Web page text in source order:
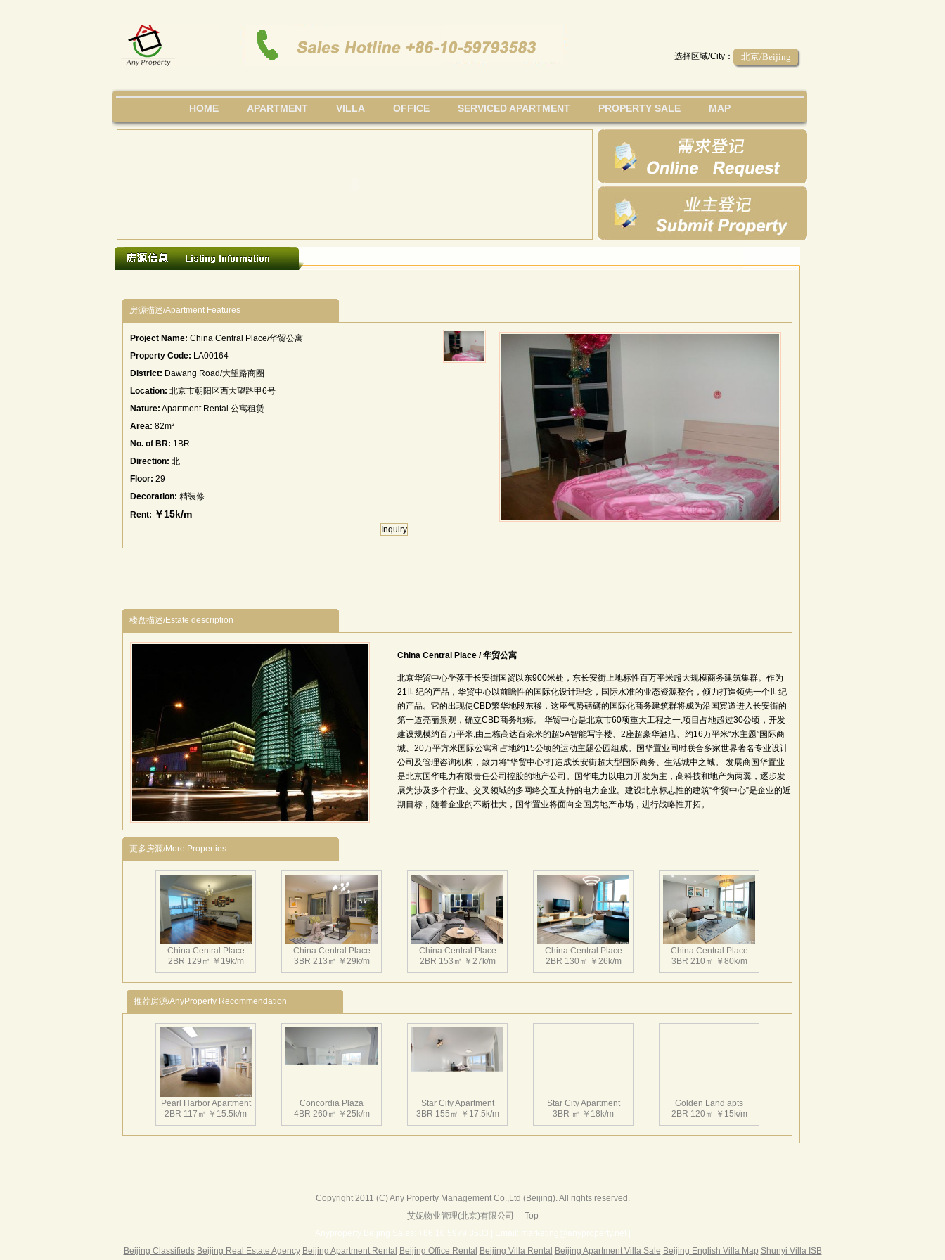
选择区域/City： 北京/Beijing
HOME APARTMENT VILLA OFFICE SERVICED APARTMENT PROPERTY SALE MAP
房源描述/Apartment Features
Project Name: China Central Place/华贸公寓
Property Code: LA00164
District: Dawang Road/大望路商圈
Location: 北京市朝阳区西大望路甲6号
Nature: Apartment Rental 公寓租赁
Area: 82m²
No. of BR: 1BR
Direction: 北
Floor: 29
Decoration: 精装修
Rent: ￥15k/m
Inquiry
楼盘描述/Estate description
China Central Place / 华贸公寓
北京华贸中心坐落于长安街国贸以东900米处，东长安街上地标性百万平米超大规模商务建筑集群。作为
21世纪的产品，华贸中心以前瞻性的国际化设计理念，国际水准的业态资源整合，倾力打造领先一个世纪
的产品。它的出现使CBD繁华地段东移，这座气势磅礴的国际化商务建筑群将成为沿国宾道进入长安街的
第一道亮丽景观，确立CBD商务地标。 华贸中心是北京市60项重大工程之一,项目占地超过30公顷，开发
建设规模约百万平米,由三栋高达百余米的超5A智能写字楼、2座超豪华酒店、约16万平米“水主题”国际商
城、20万平方米国际公寓和占地约15公顷的运动主题公园组成。国华置业同时联合多家世界著名专业设计
公司及管理咨询机构，致力将“华贸中心”打造成长安街超大型国际商务、生活城中之城。 发展商国华置业
是北京国华电力有限责任公司控股的地产公司。国华电力以电力开发为主，高科技和地产为两翼，逐步发
展为涉及多个行业、交叉领域的多网络交互支持的电力企业。建设北京标志性的建筑“华贸中心”是企业的近
期目标，随着企业的不断壮大，国华置业将面向全国房地产市场，进行战略性开拓。
更多房源/More Properties
China Central Place
2BR 129㎡ ￥19k/m
China Central Place
3BR 213㎡ ￥29k/m
China Central Place
2BR 153㎡ ￥27k/m
China Central Place
2BR 130㎡ ￥26k/m
China Central Place
3BR 210㎡ ￥80k/m
China Central Place
3BR 160㎡ ￥24k/m
China Central Place
China Central Place
1BR 63㎡ ￥11k/m
1BR 81㎡ ￥18k/m
1BR 65㎡ ￥14k/m
推荐房源/AnyProperty Recommendation
Pearl Harbor Apartment
2BR 117㎡ ￥15.5k/m
Concordia Plaza
4BR 260㎡ ￥25k/m
Star City Apartment
3BR 155㎡ ￥17.5k/m
Star City Apartment
3BR ㎡ ￥18k/m
Golden Land apts
2BR 120㎡ ￥15k/m
3BR 156㎡ ￥19k/m
Beijing Riviera
2BR 130㎡ ￥20k/m
3BR 180㎡ ￥22k/m
Copyright 2011 (C) Any Property Management Co.,Ltd (Beijing). All rights reserved.
艾妮物业管理(北京)有限公司
Top
Anyproperty Beijing Sales: +86 10 5979 3583 | Email: marketing@anyproperty.net |
Beijing Classifieds Beijing Real Estate Agency Beijing Apartment Rental Beijing Office Rental Beijing Villa Rental Beijing Apartment Villa Sale Beijing English Villa Map Shunyi Villa ISB